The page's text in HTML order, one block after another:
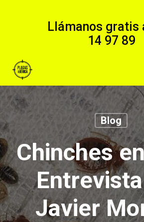
Llámanos gratis
14 97 89
Blog
Chinches
Javier